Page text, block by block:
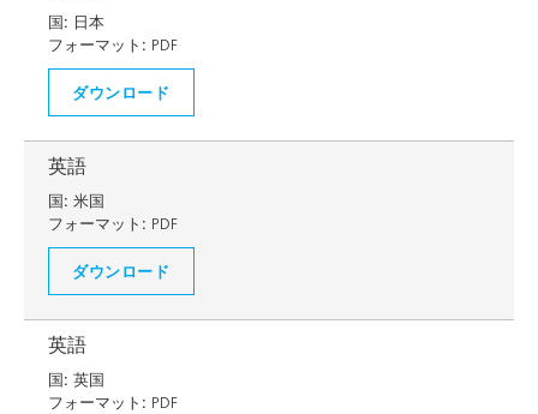
国: 日本
フォーマット: PDF
ダウンロード
英語
国: 米国
フォーマット: PDF
ダウンロード
英語
国: 英国
フォーマット: PDF